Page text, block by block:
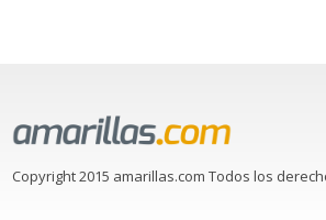
Copyright 2015 amarillas.com Todos los